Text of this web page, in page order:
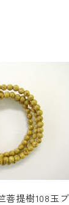
菩提樹108玉ブ